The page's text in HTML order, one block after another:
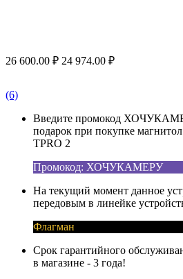
26 600.00 ₽ 24 974.00 ₽
(6)
Введите промокод
подарок при покупке
TPRO 2
Промокод: ХОЧУКАМЕРУ
На текущий момент данное
передовым в линейке
Флагман
Срок гарантийного
в магазине - 3 года!